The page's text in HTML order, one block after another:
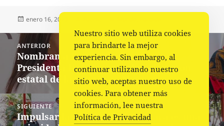
Publicado
enero 16, 2023
Navegación
entradas
ANTERIOR
Entrada
anterior:
Nombran a Irma Bolaños como
Presidenta Honoraria de la delegación
estatal de la Cruz Roja Mexicana
SIGUIENTE
Siguiente
Impulsar la educación en Oaxaca es una
Nuestro sitio web utiliza cookies
para brindarte la mejor
experiencia. Sin embargo, al
continuar utilizando nuestro
sitio web, aceptas nuestro uso de
cookies. Para obtener más
información, lee nuestra
Política de Privacidad